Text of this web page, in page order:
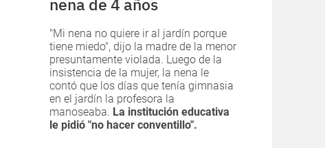
"Mi nena no quiere ir al jardín porque
tiene miedo", dijo la madre de la menor
presuntamente violada. Luego de la
insistencia de la mujer, la nena le
contó que los días que tenía gimnasia
en el jardín la profesora la
manoseaba. La institución educativa
le pidió "no hacer conventillo".